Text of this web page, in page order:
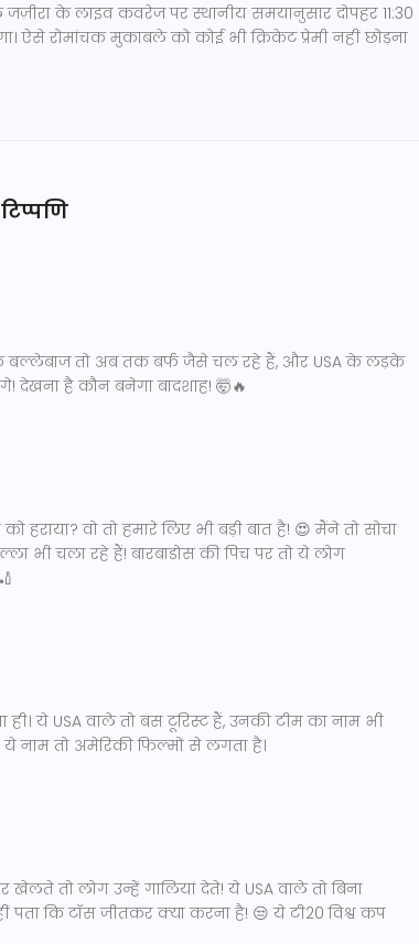
के लाइव कवरेज पर स्थानीय समयानुसार दोपहर 11:30
ऐसे रोमांचक मुकाबले को कोई भी क्रिकेट प्रेमी नहीं छोड़ना
टिप्पणि
बल्लेबाज तो अब तक बर्फ जैसे चल रहे हैं, और USA के लड़के
देखना है कौन बनेगा बादशाह! 🤯🔥
हराया? वो तो हमारे लिए भी बड़ी बात है! 😍 मैंने तो सोचा
भी चला रहे हैं! बारबाडोस की पिच पर तो ये लोग
ये USA वाले तो बस टूरिस्ट हैं, उनकी टीम का नाम भी
नाम तो अमेरिकी फिल्मों से लगता है।
तो लोग उन्हें गालियां देते! ये USA वाले तो बिना
कि टॉस जीतकर क्या करना है! 😒 ये टी20 विश्व कप